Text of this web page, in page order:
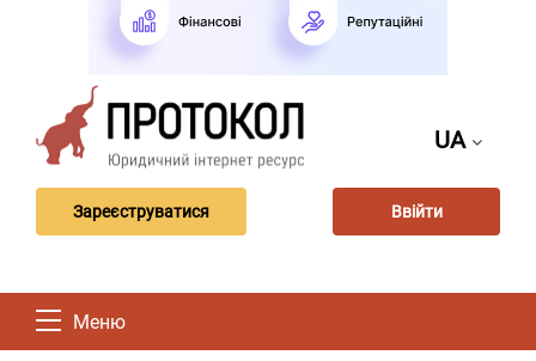
UA
Зареєструватися Ввійти
Меню